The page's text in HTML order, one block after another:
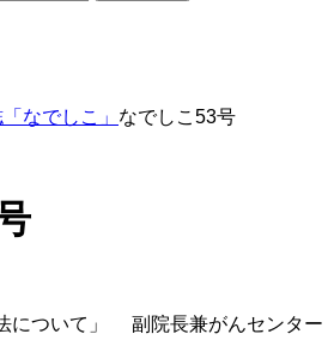
なでしこ」 なでしこ53号
について」 副院長兼がんセンター